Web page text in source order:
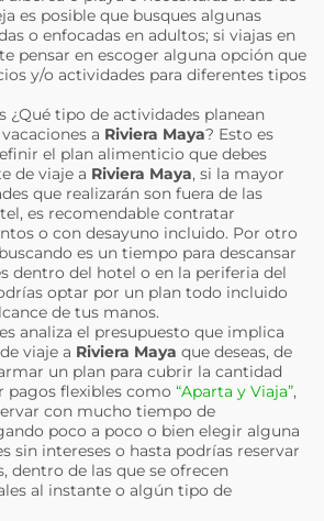
es posible que busques algunas
o enfocadas en adultos; si viajas en
pensar en escoger alguna opción que
y/o actividades para diferentes tipos
¿Qué tipo de actividades planean
a Riviera Maya? Esto es
el plan alimenticio que debes
de viaje a Riviera Maya, si la mayor
que realizarán son fuera de las
es recomendable contratar
o con desayuno incluido. Por otro
es un tiempo para descansar
dentro del hotel o en la periferia del
optar por un plan todo incluido
de tus manos.
analiza el presupuesto que implica
viaje a Riviera Maya que deseas, de
un plan para cubrir la cantidad
pagos flexibles como “Aparta y Viaja”,
con mucho tiempo de
poco a poco o bien elegir alguna
sin intereses o hasta podrías reservar
dentro de las que se ofrecen
al instante o algún tipo de